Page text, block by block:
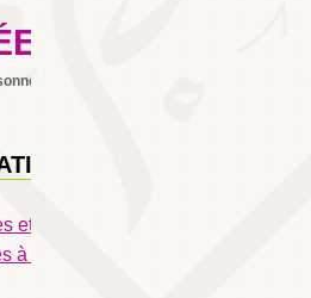
AU SUCRE
et conseils pour bien réussir les
à base de pâte feuilletée.